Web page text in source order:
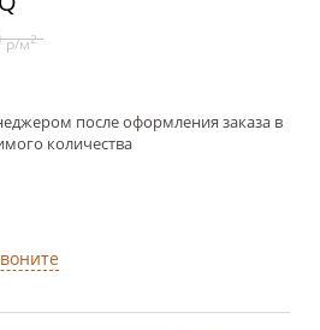
р/м2
после оформления заказа в
количества